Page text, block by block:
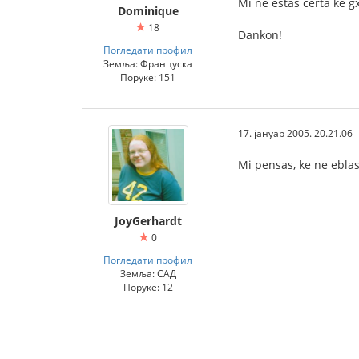
Dominique
18
Погледати профил
Земља: Француска
Поруке: 151
Dankon!
JoyGerhardt
0
Погледати профил
Земља: САД
Поруке: 12
17. јануар 2005. 20.21.06
Mi pensas, ke ne